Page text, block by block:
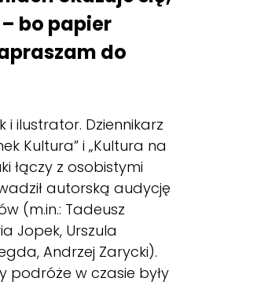
bo papier
do
ilustrator. Dziennikarz
Kultura” i „Kultura na
łączy z osobistymi
autorską audycję
(m.in.: Tadeusz
Jopek, Urszula
Andrzej Zarycki).
podróże w czasie były